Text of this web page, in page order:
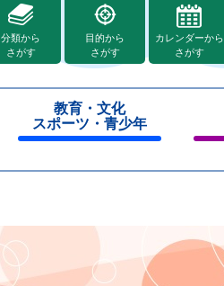
分類から
さがす
目的から
さがす
カレンダーから
さがす
教育・文化
スポーツ・青少年
じ
じ